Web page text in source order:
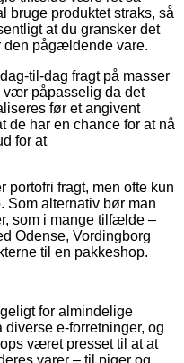
bruge produktet straks, så
at du gransker det
den pågældende vare.
til-dag fragt på masser
vær påpasselig da det
før et angivent
de har en chance for at nå
for at
portofri fragt, men ofte kun
Som alternativ bør man
som i mange tilfælde –
Odense, Vordingborg
til en pakkeshop.
for almindelige
e-forretninger, og
været presset til at at